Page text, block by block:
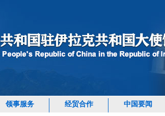
领事服务 经贸合作 中国要闻